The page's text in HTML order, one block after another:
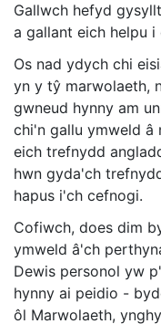
Gallwch hefyd
a gallant eich helpu
Os nad ydych chi
yn y tŷ marwolaeth,
gwneud hynny am
chi'n gallu ymweld â
eich trefnydd
hwn gyda'ch
hapus i'ch cefnogi.
Cofiwch, does dim
ymweld â'ch
Dewis personol yw
hynny ai peidio -
ôl Marwolaeth,